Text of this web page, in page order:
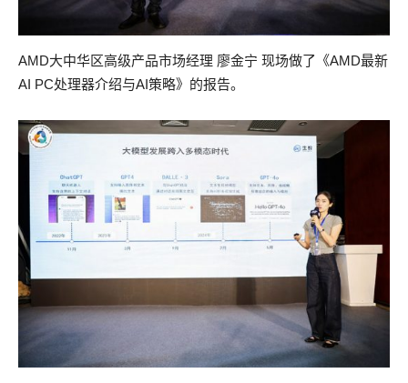
AMD大中华区高级产品市场经理 廖金宁 现场做了《AMD最新
AI PC处理器介绍与AI策略》的报告。